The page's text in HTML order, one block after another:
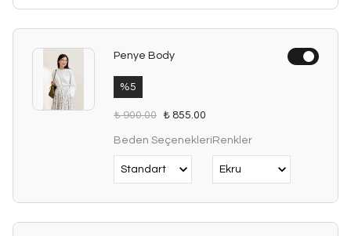
Penye Body
%5
₺ 900.00 ₺ 855.00
Beden SeçenekleriRenkler